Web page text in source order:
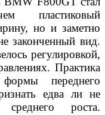
пластиковый
но и заметно
законченный вид.
регулировкой,
Практика
переднего
едва ли не
роста.